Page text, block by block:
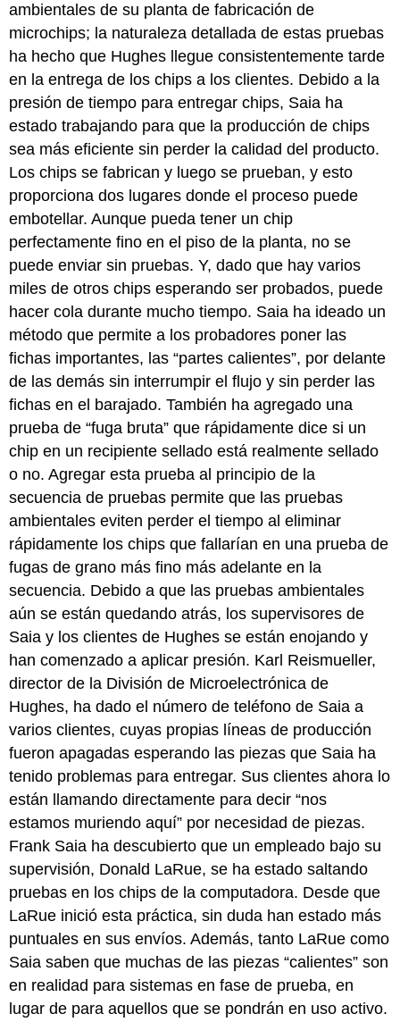
ambientales de su planta de fabricación de
microchips; la naturaleza detallada de estas pruebas
ha hecho que Hughes llegue consistentemente tarde
en la entrega de los chips a los clientes. Debido a la
presión de tiempo para entregar chips, Saia ha
estado trabajando para que la producción de chips
sea más eficiente sin perder la calidad del producto.
Los chips se fabrican y luego se prueban, y esto
proporciona dos lugares donde el proceso puede
embotellar. Aunque pueda tener un chip
perfectamente fino en el piso de la planta, no se
puede enviar sin pruebas. Y, dado que hay varios
miles de otros chips esperando ser probados, puede
hacer cola durante mucho tiempo. Saia ha ideado un
método que permite a los probadores poner las
fichas importantes, las “partes calientes”, por delante
de las demás sin interrumpir el flujo y sin perder las
fichas en el barajado. También ha agregado una
prueba de “fuga bruta” que rápidamente dice si un
chip en un recipiente sellado está realmente sellado
o no. Agregar esta prueba al principio de la
secuencia de pruebas permite que las pruebas
ambientales eviten perder el tiempo al eliminar
rápidamente los chips que fallarían en una prueba de
fugas de grano más fino más adelante en la
secuencia. Debido a que las pruebas ambientales
aún se están quedando atrás, los supervisores de
Saia y los clientes de Hughes se están enojando y
han comenzado a aplicar presión. Karl Reismueller,
director de la División de Microelectrónica de
Hughes, ha dado el número de teléfono de Saia a
varios clientes, cuyas propias líneas de producción
fueron apagadas esperando las piezas que Saia ha
tenido problemas para entregar. Sus clientes ahora lo
están llamando directamente para decir “nos
estamos muriendo aquí” por necesidad de piezas.
Frank Saia ha descubierto que un empleado bajo su
supervisión, Donald LaRue, se ha estado saltando
pruebas en los chips de la computadora. Desde que
LaRue inició esta práctica, sin duda han estado más
puntuales en sus envíos. Además, tanto LaRue como
Saia saben que muchas de las piezas “calientes” son
en realidad para sistemas en fase de prueba, en
lugar de para aquellos que se pondrán en uso activo.